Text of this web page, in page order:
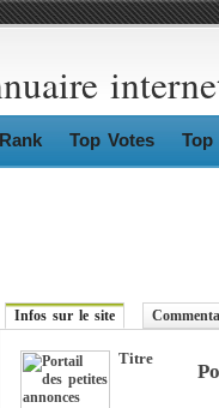
Top Votes Top
Infos sur le site
Titre